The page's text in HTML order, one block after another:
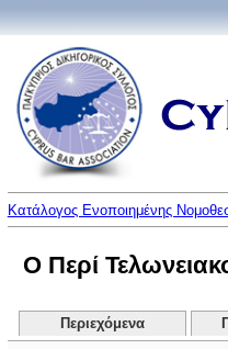
Κατάλογος Ενοποιημένης
Ο Περί
Περιεχόμενα